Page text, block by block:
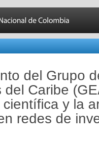
del Grupo
del Caribe
y la
redes de